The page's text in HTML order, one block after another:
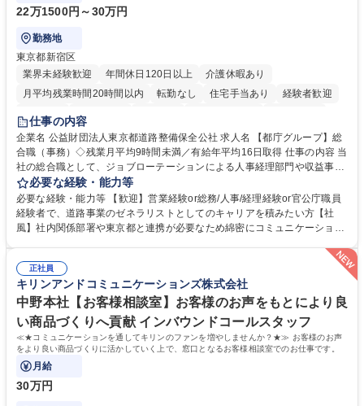
22万1500円～30万円
勤務地
東京都新宿区
業界未経験歓迎
年間休日120日以上
介護休暇あり
月平均残業時間20時間以内
転勤なし 住宅手当あり
経験者歓迎
研修あり
退職金あり
駅近5分以内
資格取得手当あり 食事補助あり
仕事の内容
企業名 公益財団法人東京都道路整備保全公社 求人名 【都庁グループ】総
合職（事務）◇残業月平均9時間未満／有給年平均16日取得 仕事の内容 当
社の総合職として、ジョブローテーションによる人事経理部門や収益事業
等のフロント部門の部署等幅広い部署での業務をお任せいたします。研修
制度やキャリア支援が充実しております！ ※下記業務詳細 【業務詳細】■
管理部門：広報、人事、経理など当公社の運営に係る管理業務 ■収益部
門：駐車場の新規開拓、管理運営、新宿駅西口広場の「イベントコーナ
密集地域の特定整備路線の用地取得、道路に関する普及啓発事業、都内の
道路施設や道路工事現場の見学ツアー事業 ※入社後は上記いずれかの部門
へ配属。※業務内容変更の範囲：会社の定める業務 募集職種 【都庁グル
ープ】総合職（事務）◇残業月平均9時間未満／有給年平均16日取得
必要な経験・能力等
必要な経験・能力等 【歓迎】営業経験or総務/人事/経理経験or官公庁職員
経験者で、道路事業のゼネラリストとしてのキャリアを積みたい方【社
風】社内関係部署や東京都と連携が必要なため綿密にコミュニケーション
は、駐車場の管理運営や道路用地の取得、公益財団法人の中枢を担う管理
部門など多岐に渡る業務を経験できます。 ■様々なプロジェクト：駐車場
事業の他、新宿駅西口広場内に設置された照明を兼ねた広告「ブライトサ
イン」の管理運営を行うなど、事業収益を生み出す活動を積極的に行って
います。 学歴・資格 学歴：大学院 大学 高専 短大 専修学校 高校 語学力：
資格：
正社員
キリンアンドコミュニケーションズ株式会社
中野本社【お客様相談室】お客様のお声をもとにより良
い商品づくりへ貢献 インバウンドコールスタッフ
≪★コミュニケーションを通してキリンのファンを増やしませんか？★≫ お客様のお声
をより良い商品づくりに活かしていく上で、窓口となるお客様相談室でのお仕事です。
月給
30万円